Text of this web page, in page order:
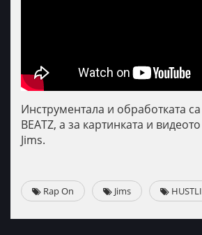
Инструментала и обработката
BEATZ, а за картинката и
Jims.
Rap On Jims